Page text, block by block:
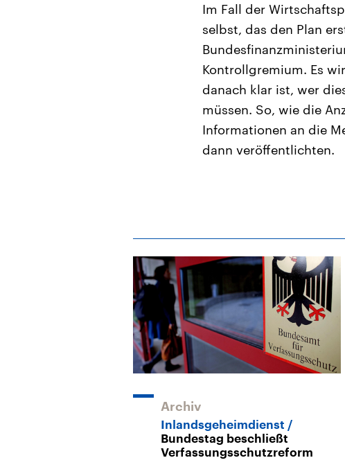
Im Fall der
selbst, das den Plan
Kontrollgremium. Es
danach klar ist, wer
müssen. So, wie die
Informationen an die
dann veröffentlichten.
Archiv
Inlandsgeheimdienst
Bundestag beschließt
Verfassungsschutzreform